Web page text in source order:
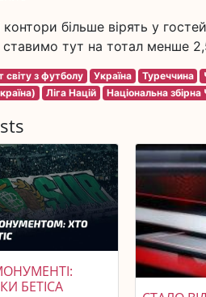
більше вірять у
тут на тотал менше 2,5
світу з футболу Україна Туреччина
Ліга Націй Національна збірна
БЕТІСА